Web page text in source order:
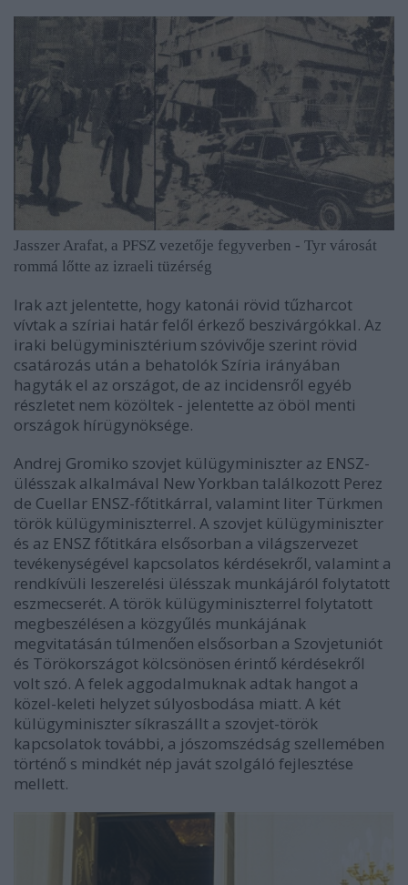
Jasszer Arafat, a PFSZ vezetője fegyverben - Tyr városát
rommá lőtte az izraeli tüzérség
Irak azt jelentette, hogy katonái rövid tűzharcot
vívtak a szíriai határ felől érkező beszivárgókkal. Az
iraki belügyminisztérium szóvivője szerint rövid
csatározás után a behatolók Szíria irányában
hagyták el az országot, de az incidensről egyéb
részletet nem közöltek - jelentette az öböl menti
országok hírügynöksége.
Andrej Gromiko szovjet külügyminiszter az ENSZ-
ülésszak alkalmával New Yorkban találkozott Perez
de Cuellar ENSZ-főtitkárral, valamint liter Türkmen
török külügyminiszterrel. A szovjet külügyminiszter
és az ENSZ főtitkára elsősorban a világszervezet
tevékenységével kapcsolatos kérdésekről, valamint a
rendkívüli leszerelési ülésszak munkájáról folytatott
eszmecserét. A török külügyminiszterrel folytatott
megbeszélésen a közgyűlés munkájának
megvitatásán túlmenően elsősorban a Szovjetuniót
és Törökországot kölcsönösen érintő kérdésekről
volt szó. A felek aggodalmuknak adtak hangot a
közel-keleti helyzet súlyosbodása miatt. A két
külügyminiszter síkraszállt a szovjet-török
kapcsolatok további, a jószomszédság szellemében
történő s mindkét nép javát szolgáló fejlesztése
mellett.